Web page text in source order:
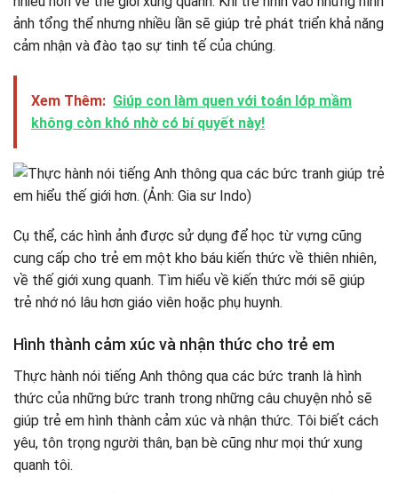
ảnh tổng thể nhưng nhiều lần sẽ giúp trẻ phát triển khả năng
cảm nhận và đào tạo sự tinh tế của chúng.
Xem Thêm: Giúp con làm quen với toán lớp mầm
không còn khó nhờ có bí quyết này!
Cụ thể, các hình ảnh được sử dụng để học từ vựng cũng
cung cấp cho trẻ em một kho báu kiến ​​thức về thiên nhiên,
về thế giới xung quanh. Tìm hiểu về kiến ​​thức mới sẽ giúp
trẻ nhớ nó lâu hơn giáo viên hoặc phụ huynh.
Hình thành cảm xúc và nhận thức cho trẻ em
Thực hành nói tiếng Anh thông qua các bức tranh là hình
thức của những bức tranh trong những câu chuyện nhỏ sẽ
giúp trẻ em hình thành cảm xúc và nhận thức. Tôi biết cách
yêu, tôn trọng người thân, bạn bè cũng như mọi thứ xung
quanh tôi.